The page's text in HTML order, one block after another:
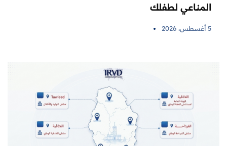
المناعي لطفلك
5 أغسطس، 2026